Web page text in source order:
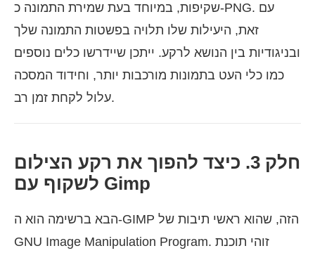
שקיפות, במיוחד בעת שמירת התמונה כ-PNG. עם
זאת, היעילות שלו תלויה בפשטות התמונה שלך
ובניגודיות בין הנושא לרקע. ייתכן שיידרשו כלים נוספים
כמו כלי העט בתמונות מורכבות יותר, וחידוד המסכה
עלול לקחת זמן רב.
חלק 3. כיצד להפוך את רקע הצילום
לשקוף עם Gimp
הבא ברשימה הוא ה-GIMP הזה, שהוא ראשי תיבות של
GNU Image Manipulation Program. זוהי תוכנת